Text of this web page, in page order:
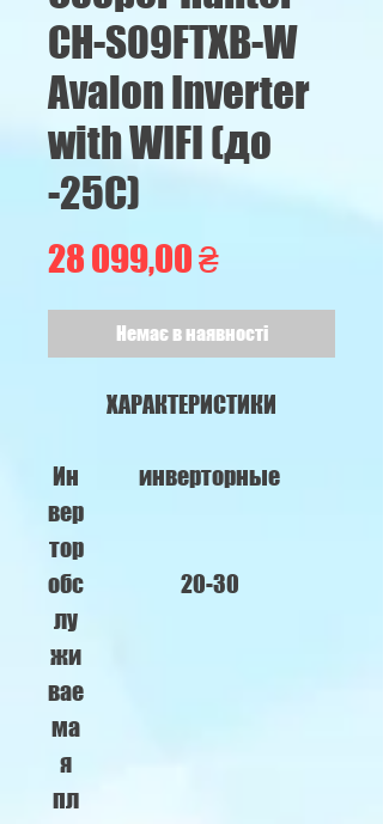
CH-S09FTXB-W
Avalon Inverter
with WIFI (до
-25С)
28 099,00 ₴Ціна
Немає в наявності
ХАРАКТЕРИСТИКИ
Ин
вер
тор
инверторные
обс
лу
жи
вае
ма
я
пл
20-30